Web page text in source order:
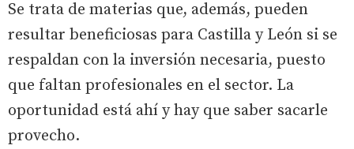
Se trata de materias que, además, pueden
resultar beneficiosas para Castilla y León si se
respaldan con la inversión necesaria, puesto
que faltan profesionales en el sector. La
oportunidad está ahí y hay que saber sacarle
provecho.